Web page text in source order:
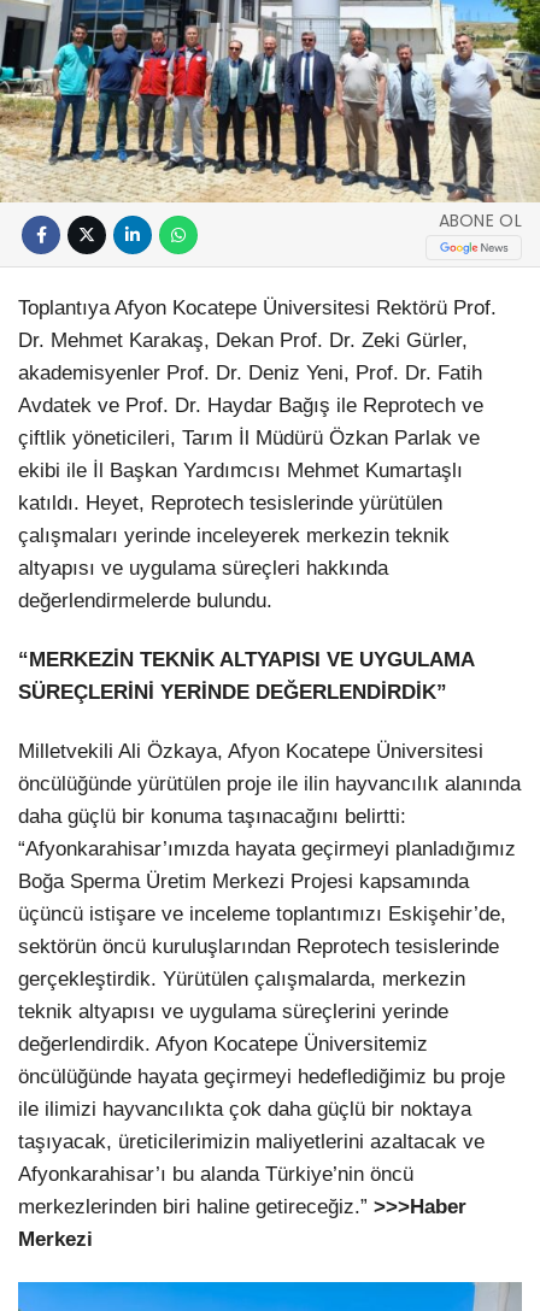
ABONE OL
Toplantıya Afyon Kocatepe Üniversitesi Rektörü Prof.
Dr. Mehmet Karakaş, Dekan Prof. Dr. Zeki Gürler,
akademisyenler Prof. Dr. Deniz Yeni, Prof. Dr. Fatih
Avdatek ve Prof. Dr. Haydar Bağış ile Reprotech ve
çiftlik yöneticileri, Tarım İl Müdürü Özkan Parlak ve
ekibi ile İl Başkan Yardımcısı Mehmet Kumartaşlı
katıldı. Heyet, Reprotech tesislerinde yürütülen
çalışmaları yerinde inceleyerek merkezin teknik
altyapısı ve uygulama süreçleri hakkında
değerlendirmelerde bulundu.
“MERKEZİN TEKNİK ALTYAPISI VE UYGULAMA
SÜREÇLERİNİ YERİNDE DEĞERLENDİRDİK”
Milletvekili Ali Özkaya, Afyon Kocatepe Üniversitesi
öncülüğünde yürütülen proje ile ilin hayvancılık alanında
daha güçlü bir konuma taşınacağını belirtti:
“Afyonkarahisar’ımızda hayata geçirmeyi planladığımız
Boğa Sperma Üretim Merkezi Projesi kapsamında
üçüncü istişare ve inceleme toplantımızı Eskişehir’de,
sektörün öncü kuruluşlarından Reprotech tesislerinde
gerçekleştirdik. Yürütülen çalışmalarda, merkezin
teknik altyapısı ve uygulama süreçlerini yerinde
değerlendirdik. Afyon Kocatepe Üniversitemiz
öncülüğünde hayata geçirmeyi hedeflediğimiz bu proje
ile ilimizi hayvancılıkta çok daha güçlü bir noktaya
taşıyacak, üreticilerimizin maliyetlerini azaltacak ve
Afyonkarahisar’ı bu alanda Türkiye’nin öncü
merkezlerinden biri haline getireceğiz.” >>>Haber
Merkezi